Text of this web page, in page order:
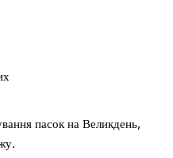
пасок на Великдень,